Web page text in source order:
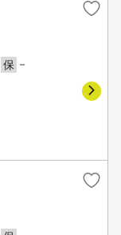
保 －